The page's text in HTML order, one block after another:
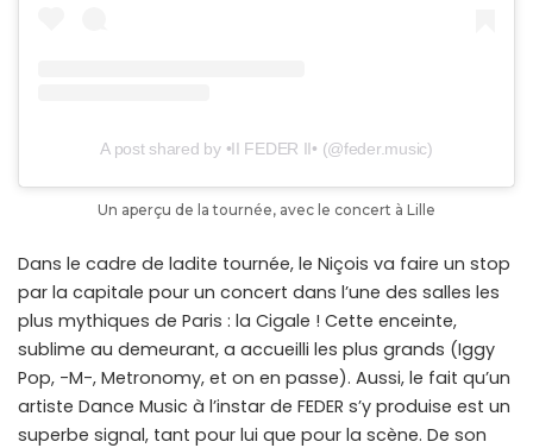
A post shared by •II FEDER II• (@feder.music)
Un aperçu de la tournée, avec le concert à Lille
Dans le cadre de ladite tournée, le Niçois va faire un stop
par la capitale pour un concert dans l’une des salles les
plus mythiques de Paris : la Cigale ! Cette enceinte,
sublime au demeurant, a accueilli les plus grands (Iggy
Pop, -M-, Metronomy, et on en passe). Aussi, le fait qu’un
artiste Dance Music à l’instar de FEDER s’y produise est un
superbe signal, tant pour lui que pour la scène. De son